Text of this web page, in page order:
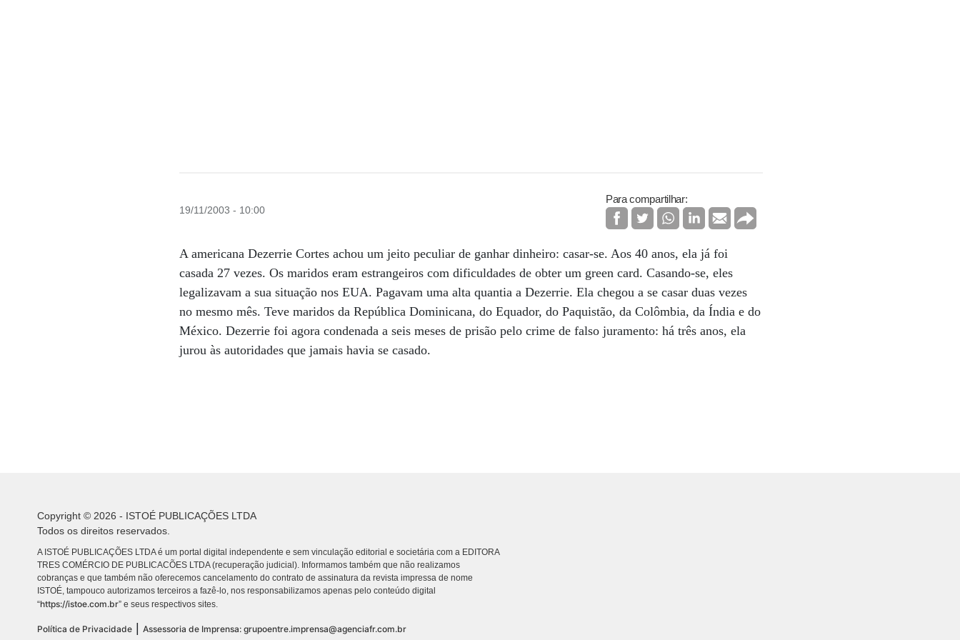
19/11/2003 - 10:00
Para compartilhar:
A americana Dezerrie Cortes achou um jeito peculiar de ganhar dinheiro: casar-se. Aos 40 anos, ela já foi
casada 27 vezes. Os maridos eram estrangeiros com dificuldades de obter um green card. Casando-se, eles
legalizavam a sua situação nos EUA. Pagavam uma alta quantia a Dezerrie. Ela chegou a se casar duas vezes
no mesmo mês. Teve maridos da República Dominicana, do Equador, do Paquistão, da Colômbia, da Índia e do
México. Dezerrie foi agora condenada a seis meses de prisão pelo crime de falso juramento: há três anos, ela
jurou às autoridades que jamais havia se casado.
Copyright © 2026 - ISTOÉ PUBLICAÇÕES LTDA
Todos os direitos reservados.
A ISTOÉ PUBLICAÇÕES LTDA é um portal digital independente e sem vinculação editorial e societária com a EDITORA
TRES COMÉRCIO DE PUBLICACÕES LTDA (recuperação judicial). Informamos também que não realizamos
cobranças e que também não oferecemos cancelamento do contrato de assinatura da revista impressa de nome
ISTOÉ, tampouco autorizamos terceiros a fazê-lo, nos responsabilizamos apenas pelo conteúdo digital
“https://istoe.com.br” e seus respectivos sites.
Política de Privacidade Assessoria de Imprensa: grupoentre.imprensa@agenciafr.com.br